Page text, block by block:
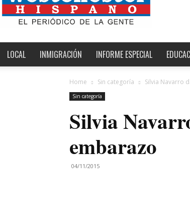
Westchester,
Estados
y
Mundo
LOCAL INMIGRACIÓN INFORME ESPECIAL
Home Sin categoría Silvia Navarro
Sin categoría
Silvia
embarazo
04/11/2015